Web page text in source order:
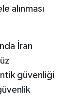
alınması
İran
güvenliği